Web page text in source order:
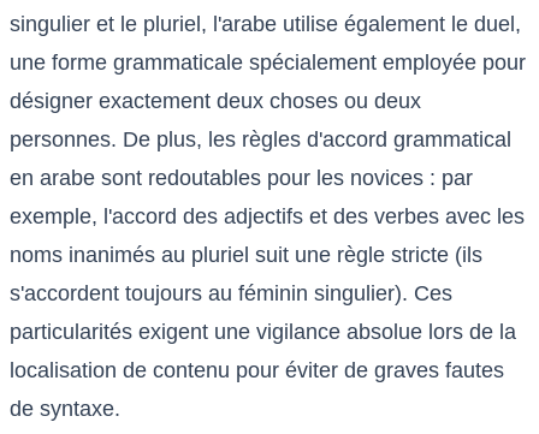
singulier et le pluriel, l'arabe utilise également le duel,
une forme grammaticale spécialement employée pour
désigner exactement deux choses ou deux
personnes. De plus, les règles d'accord grammatical
en arabe sont redoutables pour les novices : par
exemple, l'accord des adjectifs et des verbes avec les
noms inanimés au pluriel suit une règle stricte (ils
s'accordent toujours au féminin singulier). Ces
particularités exigent une vigilance absolue lors de la
localisation de contenu pour éviter de graves fautes
de syntaxe.